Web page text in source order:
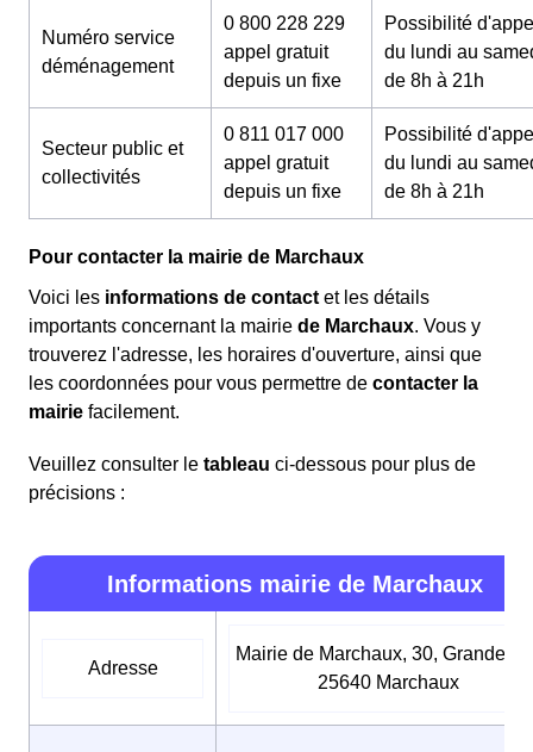
Numéro service
déménagement
0 800 228 229
appel gratuit
depuis un fixe
Possibilité
du lundi au
de 8h à 21h
Secteur public et
collectivités
0 811 017 000
appel gratuit
depuis un fixe
Possibilité
du lundi au
de 8h à 21h
Pour contacter la mairie de Marchaux
Voici les informations de contact et les détails
importants concernant la mairie de Marchaux. Vous y
trouverez l'adresse, les horaires d'ouverture, ainsi que
les coordonnées pour vous permettre de contacter la
mairie facilement.
Veuillez consulter le tableau ci-dessous pour plus de
précisions :
Informations mairie de Marchaux
Adresse
Mairie de Marchaux, 30, Grande
25640 Marchaux